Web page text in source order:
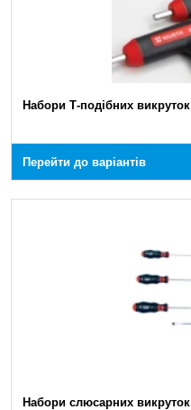
Набори Т-подібних викруток
Перейти до варіантів
Набори слюсарних викруток